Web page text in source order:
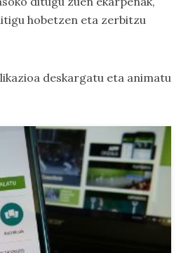
hobetzen eta zerbitzu
deskargatu eta animatu